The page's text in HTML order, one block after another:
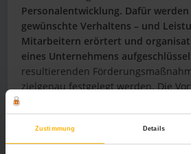
Zustimmung Details
Personalentwicklung. Dafür
gewünschte Verhaltens – und
Mitarbeitern erörtert und
eines Unternehmens
resultierenden
zielgenau festgelegt werden. Die
eingegrenzt, ein nach den
individuelles Maßnahmepaket kann
ökonomische, sowie pädagogische